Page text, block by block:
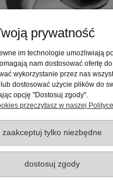
10 1/8 x 15
70KM) (4U40 BS.PRO)
597,00 zł
23% VAT, bez kosztów dostawy
Warunki zakupów
prywatność
im technologie umożliwiają
nam dostosować ofertę
wykorzystanie przez nas
dostosować użycie plików do
opcję "Dostosuj zgody".
przeczytasz w naszej
zaakceptuj tylko niezbędne
dostosuj zgody